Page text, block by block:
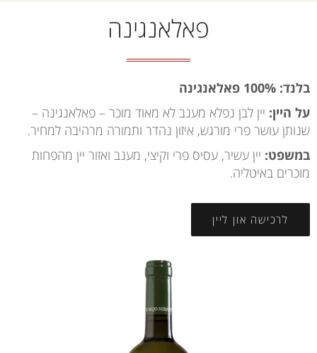
פאלאנגינה
בלנד: 100% פאלאנגינה
על היין: יין לבן נפלא מענב לא מאוד מוכר – פאלאנגינה –
שנותן עושר פרי מורגש, איזון נהדר ותמורה מרהיבה למחיר.
במשפט: יין עשיר, עסיס פרי וקיצי, מענב ואזור יין מהפחות
מוכרים באיטליה.
לרכישה און ליין